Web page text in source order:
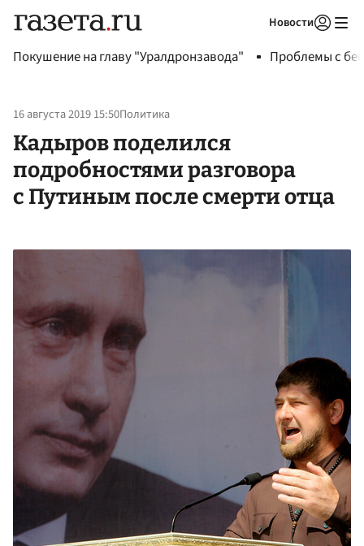
Новости
Покушение на главу "Уралдронзавода" Проблемы с
16 августа 2019 15:50Политика
Кадыров поделился
подробностями разговора
с Путиным после смерти отца